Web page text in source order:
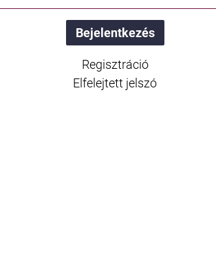
Regisztráció
Elfelejtett jelszó